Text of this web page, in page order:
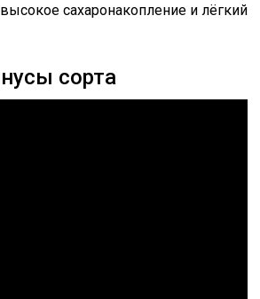
сахаронакопление и лёгкий
сорта